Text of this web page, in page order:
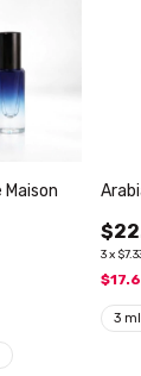
3x
3 ml